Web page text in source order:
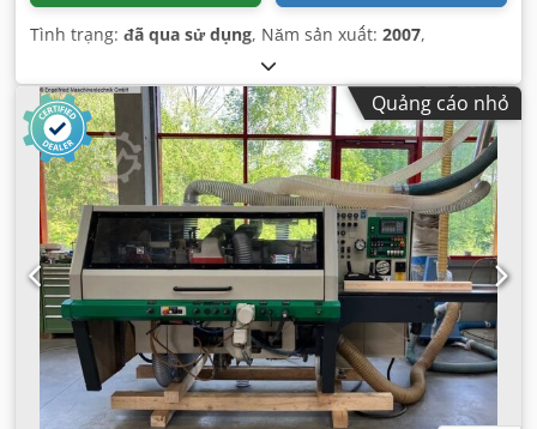
Tình trạng: đã qua sử dụng, Năm sản xuất: 2007,
Quảng cáo nhỏ